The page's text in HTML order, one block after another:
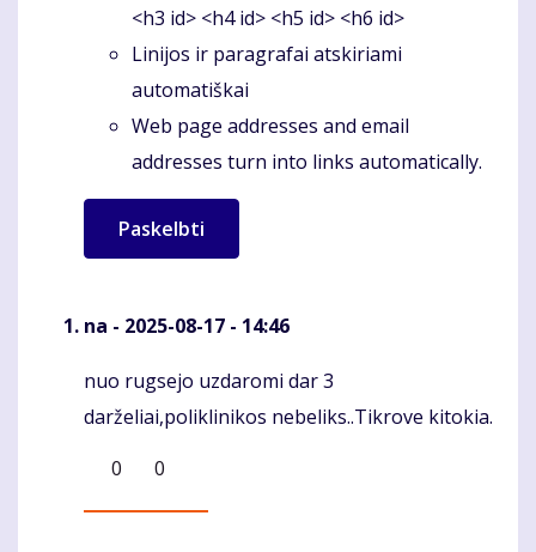
<h3 id> <h4 id> <h5 id> <h6 id>
Linijos ir paragrafai atskiriami
automatiškai
Web page addresses and email
addresses turn into links automatically.
na - 2025-08-17 - 14:46
Komentaras
nuo rugsejo uzdaromi dar 3
darželiai,poliklinikos nebeliks..Tikrove kitokia.
0
0